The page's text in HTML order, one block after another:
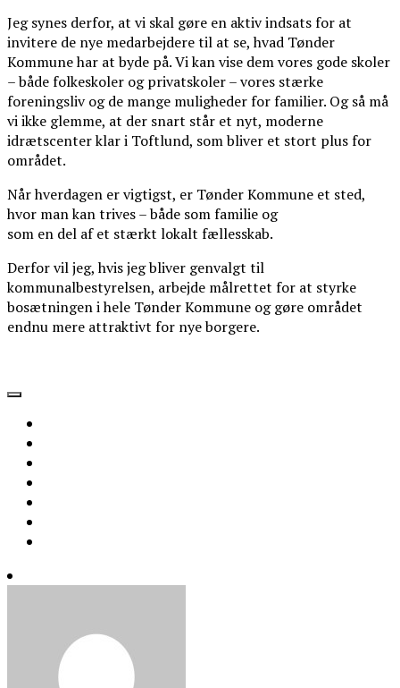
Jeg synes derfor, at vi skal gøre en aktiv indsats for at
invitere de nye medarbejdere til at se, hvad Tønder
Kommune har at byde på. Vi kan vise dem vores gode skoler
– både folkeskoler og privatskoler – vores stærke
foreningsliv og de mange muligheder for familier. Og så må
vi ikke glemme, at der snart står et nyt, moderne
idrætscenter klar i Toftlund, som bliver et stort plus for
området.
Når hverdagen er vigtigst, er Tønder Kommune et sted,
hvor man kan trives – både som familie og
som en del af et stærkt lokalt fællesskab.
Derfor vil jeg, hvis jeg bliver genvalgt til
kommunalbestyrelsen, arbejde målrettet for at styrke
bosætningen i hele Tønder Kommune og gøre området
endnu mere attraktivt for nye borgere.